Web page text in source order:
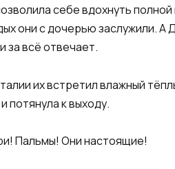
себе вдохнуть
они с дочерью заслужили.
за всё отвечает.
их встретил влажный
потянула к выходу.
Пальмы! Они настоящие!